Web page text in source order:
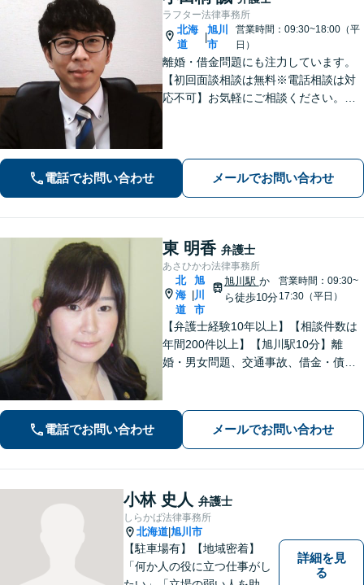
ラフター法律事務所
北海
道
|
旭川
市
営業時間：09:30~18:00（平
日）
離婚・借金問題にも注力しています。
【初回面談相談は無料※電話相談は対
応不可】お気軽にご相談ください。解
電話でお問い合わせ メールでお問い合わせ
東 明香 弁護士
あさひかわ法律事務所
北
海
道
旭
川
市
旭川駅 か
ら徒歩10分
営業時間：09:30~
17:30（平日）
【弁護士経験10年以上】【相談件数は
年間200件以上】【旭川駅10分】離
婚・男女問題、交通事故、借金・債務
くりお伺いすること。お気軽にご相談
ください【初回40分無料相談】
電話でお問い合わせ メールでお問い合わせ
小林 史人 弁護士
しらかば法律事務所
北海道 旭川市
【駐車場有】【地域密着】
「何か人の役に立つ仕事がし
詳細を見
る